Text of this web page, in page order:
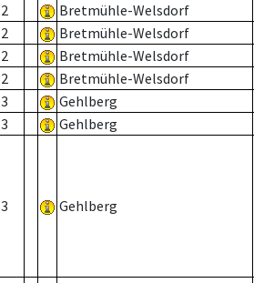
2 Bretmühle-Welsdorf
2 Bretmühle-Welsdorf
2 Bretmühle-Welsdorf
2 Bretmühle-Welsdorf
3 Gehlberg
3 Gehlberg
3 Gehlberg